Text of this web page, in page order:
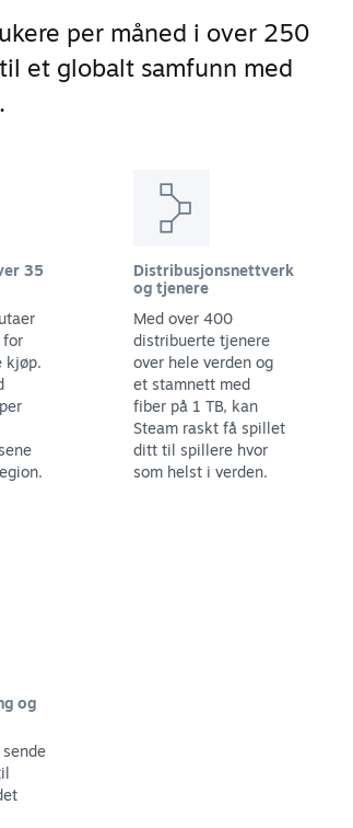
per måned i over 250
et globalt samfunn med
35
for
kjøp.
Distribusjonsnettverk
og tjenere
Med over 400
distribuerte tjenere
over hele verden og
et stamnett med
fiber på 1 TB, kan
Steam raskt få spillet
ditt til spillere hvor
som helst i verden.
og